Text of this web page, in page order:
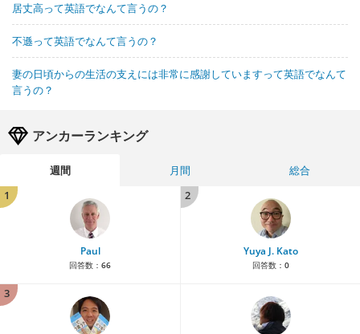
居丈高って英語でなんて言うの？
不遜って英語でなんて言うの？
妻の日頃からの生活の支えには非常に感謝していますって英語でなんて
言うの？
アンカーランキング
週間 月間
総合
1
Paul
回答数： 66
2
Yuya J. Kato
回答数： 0
3